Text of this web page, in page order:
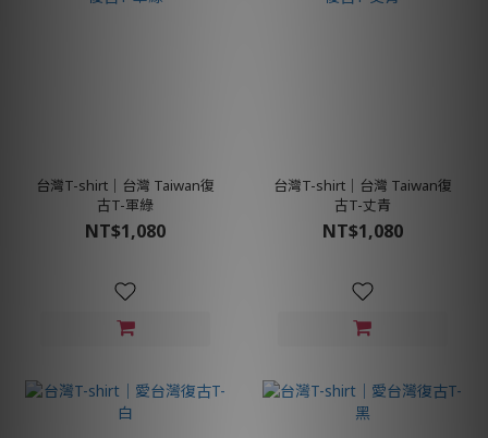
台灣T-shirt│台灣 Taiwan復
古T-軍綠
NT$1,080
台灣T-shirt│台灣 Taiwan復
古T-丈青
NT$1,080